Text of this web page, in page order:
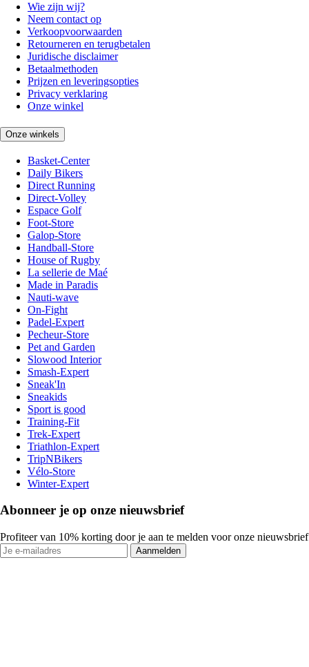
Wie zijn wij?
Neem contact op
Verkoopvoorwaarden
Retourneren en terugbetalen
Juridische disclaimer
Betaalmethoden
Prijzen en leveringsopties
Privacy verklaring
Onze winkel
Onze winkels
Basket-Center
Daily Bikers
Direct Running
Direct-Volley
Espace Golf
Foot-Store
Galop-Store
Handball-Store
House of Rugby
La sellerie de Maé
Made in Paradis
Nauti-wave
On-Fight
Padel-Expert
Pecheur-Store
Pet and Garden
Slowood Interior
Smash-Expert
Sneak'In
Sneakids
Sport is good
Training-Fit
Trek-Expert
Triathlon-Expert
TripNBikers
Vélo-Store
Winter-Expert
Abonneer je op onze nieuwsbrief
Profiteer van 10% korting door je aan te melden voor onze nieuwsbrief
Aanmelden